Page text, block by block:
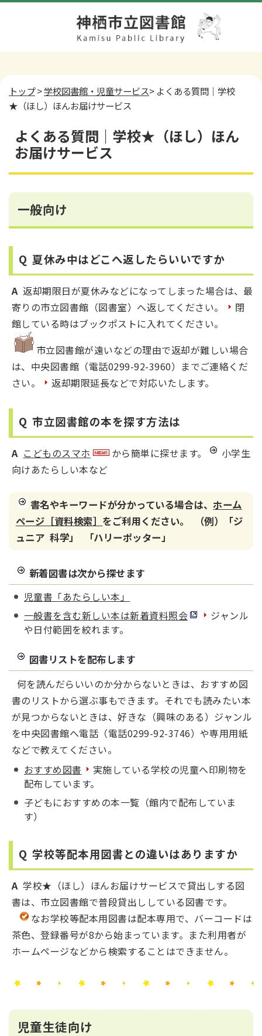
トップ>学校図書館・児童サービス> よくある質問｜学校
★（ほし）ほんお届けサービス
よくある質問｜学校★（ほし）ほん
お届けサービス
一般向け
Q 夏休み中はどこへ返したらいいですか
A返却期限日が夏休みなどになってしまった場合は、最
寄りの市立図書館（図書室）へ返してください。
閉
館している時はブックポストに入れてください。
市立図書館が遠いなどの理由で返却が難しい場合
は、中央図書館（電話0299-92-3960）までご連絡くだ
さい。
返却期限延長などで対応いたします。
Q 市立図書館の本を探す方法は
A こどものスマホ から簡単に探せます。
小学生
向けあたらしい本など
書名やキーワードが分かっている場合は、ホーム
ページ［資料検索］ をご利用ください。 （例）「ジ
ュニア 科学」 「ハリーポッター」
新着図書は次から探せます
児童書「あたらしい本」
一般書を含む新しい本は新着資料照会
ジャンル
や日付範囲を絞れます。
図書リストを配布します
何を読んだらいいのか分からないときは、おすすめ図
書のリストから選ぶ事もできます。それでも読みたい本
が見つからないときは、好きな（興味のある）ジャンル
を中央図書館へ電話（電話0299-92-3746）や専用用紙
などで教えてください。
おすすめ図書
実施している学校の児童へ印刷物を
配布しています。
子どもにおすすめの本一覧（館内で配布していま
す）
Q 学校等配本用図書との違いはありますか
A学校★（ほし）ほんお届けサービスで貸出しする図
書は、市立図書館で普段貸出ししている図書です。
なお学校等配本用図書は配本専用で、バーコードは
茶色、登録番号が8から始まっています。また利用者が
ホームページなどから検索することはできません。
児童生徒向け